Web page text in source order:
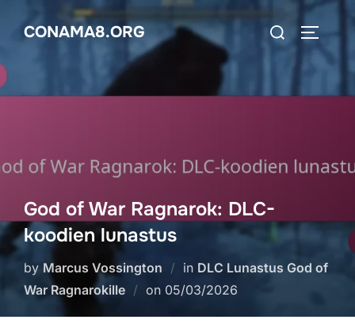
CONAMA8.ORG
Search
for:
God of War Ragnarok: DLC-
koodien lunastus
by Marcus Vossington in DLC Lunastus God of
War Ragnarokille
on Posted
05/03/2026